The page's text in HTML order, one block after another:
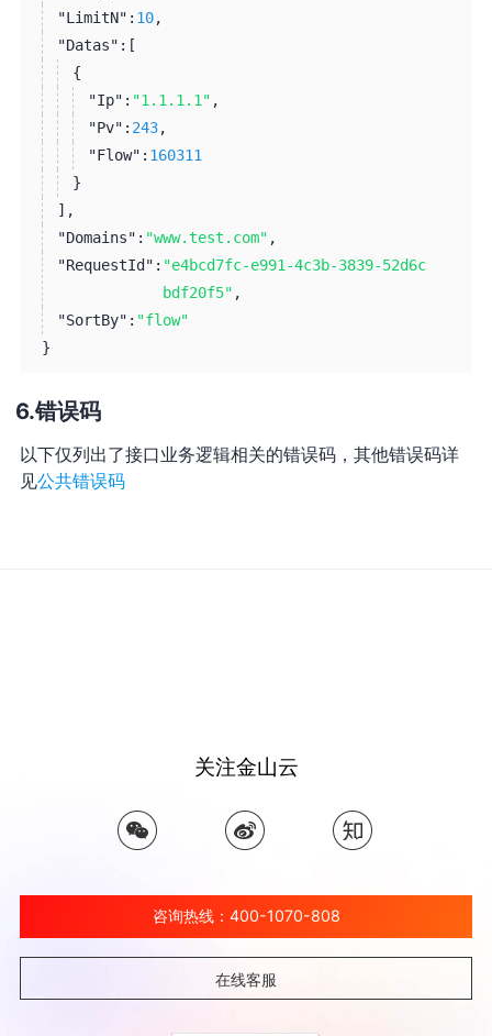
"LimitN": 10,
"Datas": [
{
"Ip": "1.1.1.1" ,
"Pv": 243,
"Flow": 160311
}
] ,
"Domains": "www.test.com" ,
"RequestId": "e4bcd7fc-e991-4c3b-3839-52d6c
bdf20f5" ,
"SortBy": "flow"
}
错误码
以下仅列出了接口业务逻辑相关的错误码，其他错误码详
见公共错误码
关注金山云
咨询热线：400-1070-808
在线客服